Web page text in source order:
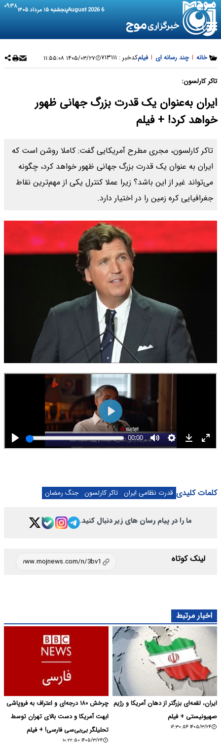
6 August 2026 پنجشنبه ۱۵ مرداد ۱۴۰۵ ۰۹:۳۸
خانه | چند رسانه ای | فیلمکدخبر : ۷۱۳۱۱۱ ۱۴۰۵/۰۳/۲۷ ۱۱:۵۵:۰۸
تاکر کارلسون:
ایران به‌عنوان یک قدرت بزرگ جهانی ظهور
خواهد کرد! + فیلم
تاکر کارلسون، مجری مطرح آمریکایی گفت: کاملا روشن است که
ایران به عنوان یک قدرت بزرگ جهانی ظهور خواهد کرد، چگونه
می‌تواند غیر از این باشد؟ زیرا عملا کنترل یکی از مهم‌ترین نقاط
جغرافیایی کره زمین را در اختیار دارد.
کلمات کلیدی قدرت نظامی ایران تاکر کارلسون جنگ رمضان
ما را در پیام رسان های زیر دنبال کنید.
لینک کوتاه
اخبار مرتبط
ایران، لقمه‌ای بزرگتر از دهان آمریکا و رژیم
صهیونیستی + فیلم
۱۴۰۵/۳/۲۴ ۱۶:۳۰:۵۴
چرخش ۱۸۰ درجه‌ای و اعتراف به فروپاشی
ابهت آمریکا و دست بالای تهران توسط
تحلیلگر بی‌بی‌سی فارسی! + فیلم
۱۴۰۵/۳/۲۴ ۱۰:۲۲:۵۰